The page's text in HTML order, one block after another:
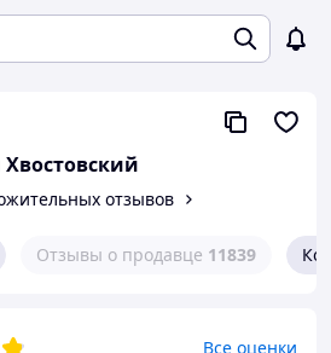
отзывов
Отзывы о продавце 11839
Все оценки